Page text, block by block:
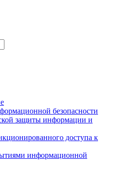
безопасности
защиты информации и
доступа к
информационной